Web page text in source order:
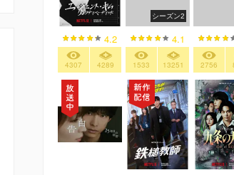
4.2
4307 4289
シーズン2
4.1
1533 13251 2756